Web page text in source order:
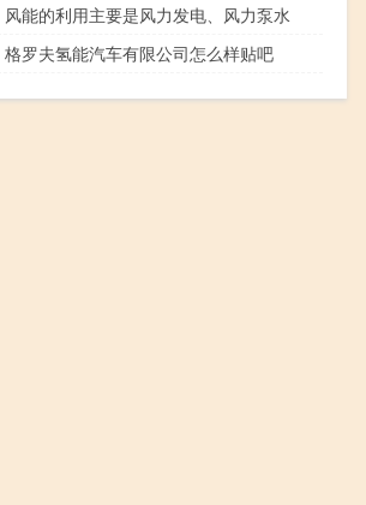
风能的利用主要是风力发电、风力泵水
格罗夫氢能汽车有限公司怎么样贴吧